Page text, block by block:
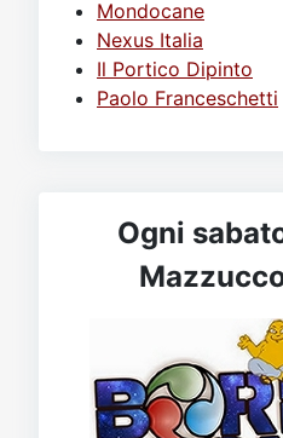
Mondocane
Nexus Italia
Il Portico Dipinto
Paolo Franceschetti
Ogni